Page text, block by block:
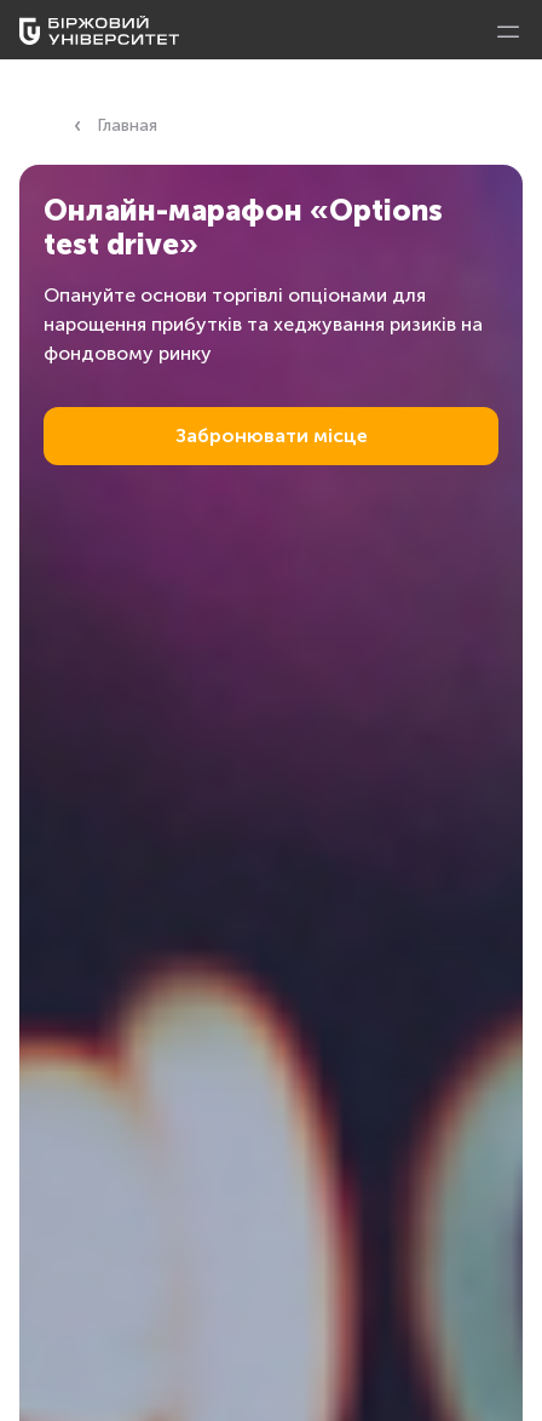
Главная
Онлайн-марафон «Options
test drive»
Опануйте основи торгівлі опціонами для
нарощення прибутків та хеджування ризиків на
фондовому ринку
Забронювати місце